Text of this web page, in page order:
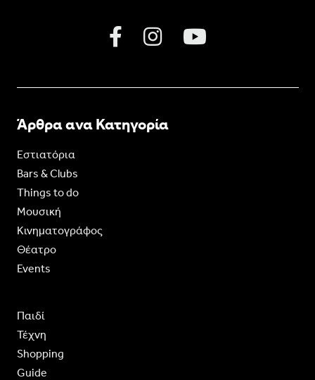
Άρθρα ανα Κατηγορία
Εστιατόρια
Bars & Clubs
Things to do
Moυσική
Κινηματογράφος
Θέατρο
Events
Παιδί
Τέχνη
Shopping
Guide